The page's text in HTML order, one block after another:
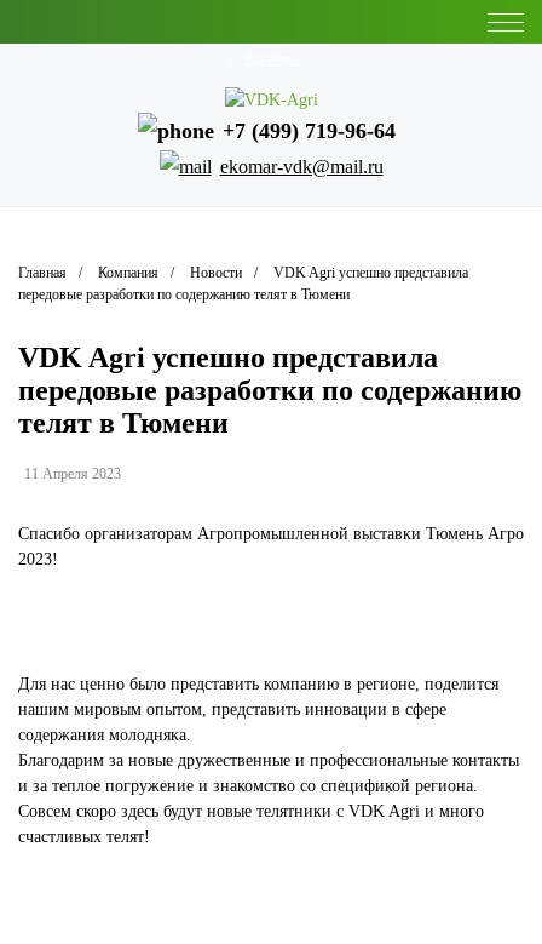
+7 (499) 719-96-64
ekomar-vdk@mail.ru
Главная Компания Новости
VDK Agri успешно представила
передовые разработки по содержанию телят в Тюмени
VDK Agri успешно представила
передовые разработки по содержанию
телят в Тюмени
11 Апреля 2023
Спасибо организаторам Агропромышленной выставки Тюмень Агро
2023!
Для нас ценно было представить компанию в регионе, поделится
нашим мировым опытом, представить инновации в сфере
содержания молодняка.
Благодарим за новые дружественные и профессиональные контакты
и за теплое погружение и знакомство со спецификой региона.
Совсем скоро здесь будут новые телятники c VDK Agri и много
счастливых телят!